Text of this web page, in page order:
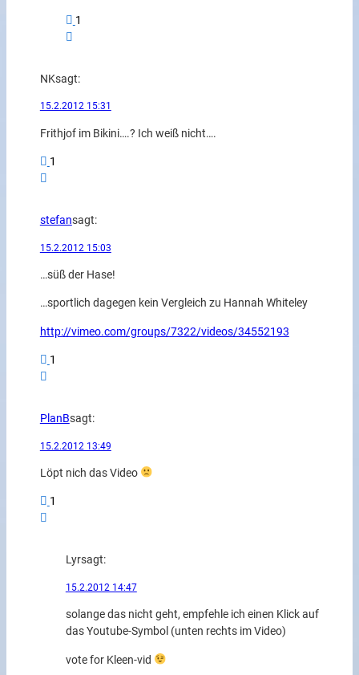
1
NKsagt:
15.2.2012 15:31
Frithjof im Bikini….? Ich weiß nicht….
1
stefansagt:
15.2.2012 15:03
…süß der Hase!
…sportlich dagegen kein Vergleich zu Hannah Whiteley
http://vimeo.com/groups/7322/videos/34552193
1
PlanBsagt:
15.2.2012 13:49
Löpt nich das Video
1
Lyrsagt:
15.2.2012 14:47
solange das nicht geht, empfehle ich einen Klick auf
das Youtube-Symbol (unten rechts im Video)
vote for Kleen-vid